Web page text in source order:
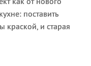
поставить
краской, и старая